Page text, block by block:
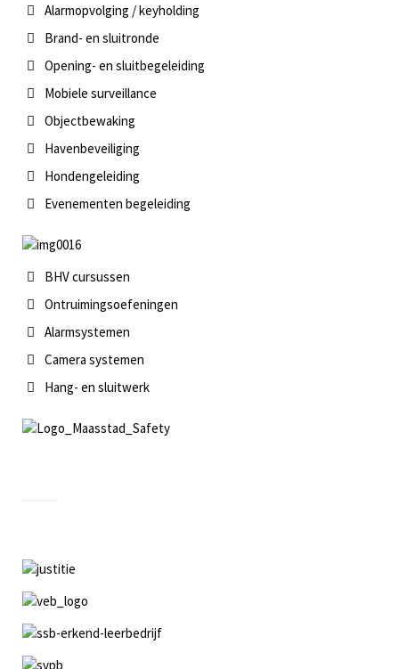
Alarmopvolging / keyholding
Brand- en sluitronde
Opening- en sluitbegeleiding
Mobiele surveillance
Objectbewaking
Havenbeveiliging
Hondengeleiding
Evenementen begeleiding
BHV cursussen
Ontruimingsoefeningen
Alarmsystemen
Camera systemen
Hang- en sluitwerk